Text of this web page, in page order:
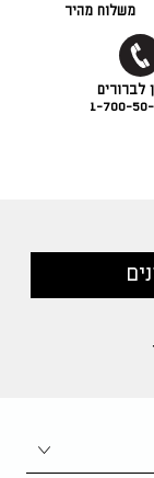
משלוח מהיר
1-700-